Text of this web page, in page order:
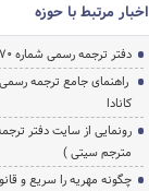
اخبار مرتبط با حوزه
دفتر ترجمه رسمی شماره ۱۵۷۰ شهرکرد (مترجم سیتی)
راهنمای جامع ترجمه
کانادا
مترجم سیتی )
چگونه مهریه را سریع و